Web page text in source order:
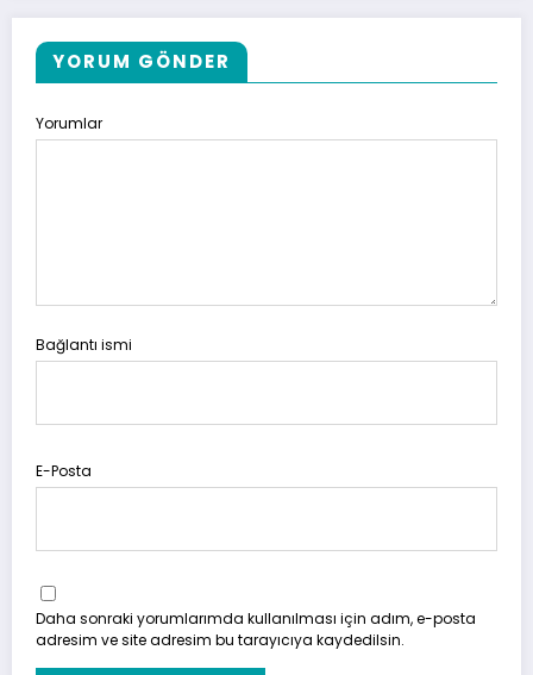
YORUM GÖNDER
Yorumlar
Bağlantı ismi
E-Posta
Daha sonraki yorumlarımda kullanılması için adım, e-posta
adresim ve site adresim bu tarayıcıya kaydedilsin.